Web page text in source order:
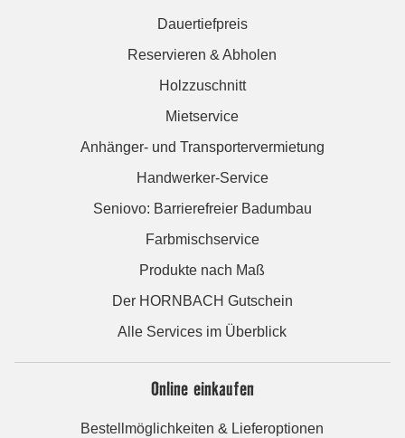
Dauertiefpreis
Reservieren & Abholen
Holzzuschnitt
Mietservice
Anhänger- und Transportervermietung
Handwerker-Service
Seniovo: Barrierefreier Badumbau
Farbmischservice
Produkte nach Maß
Der HORNBACH Gutschein
Alle Services im Überblick
Online einkaufen
Bestellmöglichkeiten & Lieferoptionen